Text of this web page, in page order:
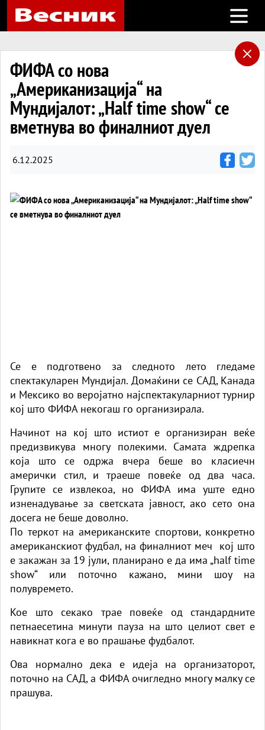
Open
ФИФА со нова
„Американизација“ на
Мундијалот: „Half time show“ се
вметнува во финалниот дуел
6.12.2025
Се е подготвено за следното лето гледаме
спектакуларен Мундијал. Домаќини се САД, Канада
и Мексико во веројатно најспектакуларниот турнир
кој што ФИФА некогаш го организирала.
Начинот на кој што истиот е организиран веќе
предизвикува многу полекими. Самата ждрепка
која што се одржа вчера беше во класиечн
амерички стил, и траеше повеќе од два часа.
Групите се извлекоа, но ФИФА има уште едно
изненадување за светската јавност, ако сето она
досега не беше доволно.
По теркот на американските спортови, конкретно
американскиот фудбал, на финалниот меч кој што
е закажан за 19 јули, планирано е да има „half time
show“ или поточно кажано, мини шоу на
полувремето.
Кое што секако трае повеќе од стандардните
петнаесетина минути пауза на што целиот свет е
навикнат кога е во прашање фудбалот.
Ова нормално дека е идеја на организаторот,
поточно на САД, а ФИФА очигледно многу малку се
прашува.